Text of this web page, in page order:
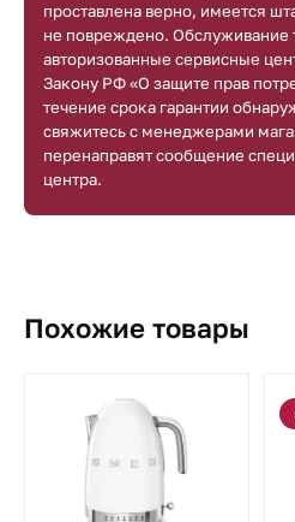
проставлена верно, имеется
не повреждено. Обслуживание
авторизованные сервисные
Закону РФ «О защите прав
течение срока гарантии
свяжитесь с менеджерами
перенаправят сообщение
центра.
Похожие товары